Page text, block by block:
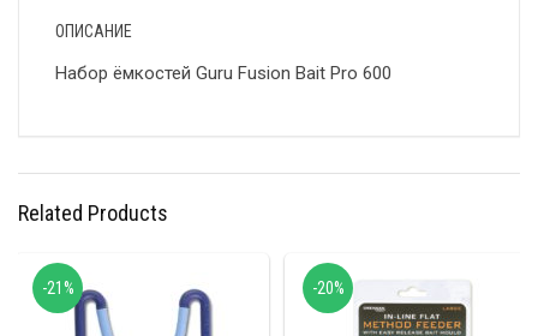
ОПИСАНИЕ
Набор ёмкостей Guru Fusion Bait Pro 600
Related Products
-21% -20%